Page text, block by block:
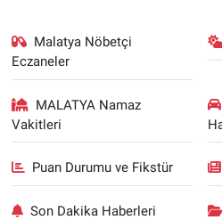
Malatya Nöbetçi
Eczaneler
MALATYA Namaz
Vakitleri
Puan Durumu ve Fikstür
Son Dakika Haberleri